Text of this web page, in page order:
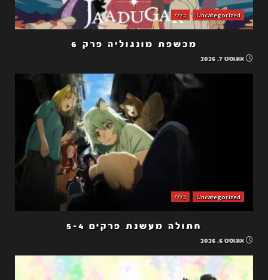
Uncategorized כללי
מכשפת מונגוליה פרק 6
אוגוסט 7, 2026
Uncategorized כללי
חתולה מעשנת פרקים 5-4
אוגוסט 6, 2026